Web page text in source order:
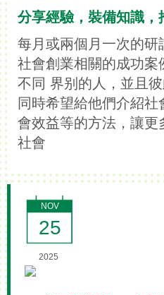
分享經驗，裝備知識，
每月或兩個月一次的研
社會創業相關的成功案
不同 界别的人，並且
同時希望給他們介紹
會效益等的方法，讓更
社會
NOV
25
2025